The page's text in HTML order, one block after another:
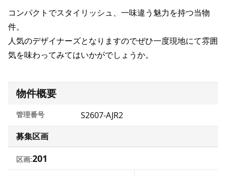
コンパクトでスタイリッシュ、一味違う魅力を持つ当物
件。
人気のデザイナーズとなりますのでぜひ一度現地にて雰囲
気を味わってみてはいかがでしょうか。
物件概要
管理番号
S2607-AJR2
募集区画
区画:201